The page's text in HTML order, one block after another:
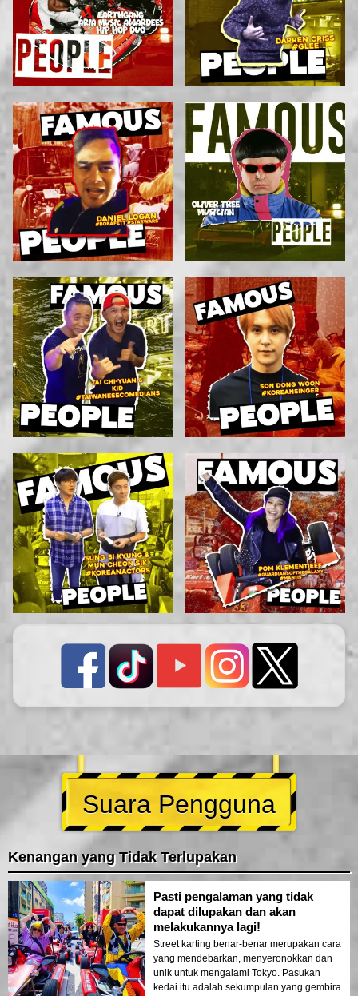
Suara Pengguna
Kenangan yang Tidak Terlupakan
Pasti pengalaman yang tidak
dapat dilupakan dan akan
melakukannya lagi!
Street karting benar-benar merupakan cara
yang mendebarkan, menyeronokkan dan
unik untuk mengalami Tokyo. Pasukan
kedai itu adalah sekumpulan yang gembira